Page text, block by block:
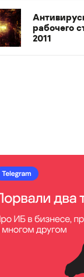
рабочего
2011